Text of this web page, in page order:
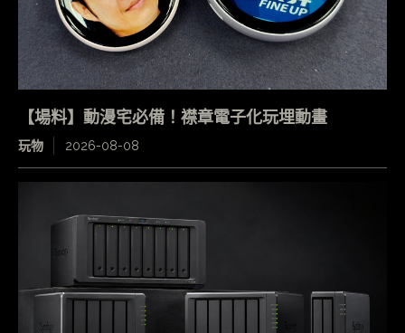
【場料】動漫宅必備！襟章電子化玩埋動畫
玩物 2026-08-08